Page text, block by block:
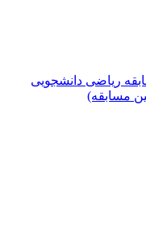
ریاضی دانشجویی
مسابقه)